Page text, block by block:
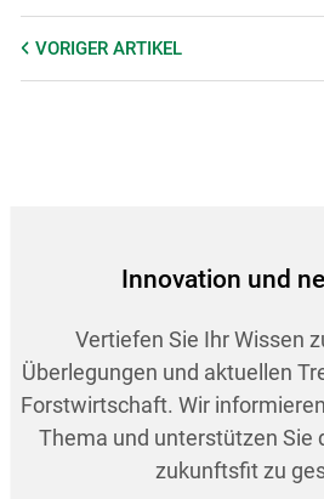
VORIGER ARTIKEL
Innovation und
Vertiefen Sie Ihr Wissen
Überlegungen und aktuellen
Forstwirtschaft. Wir
Thema und unterstützen Sie
zukunftsfit zu